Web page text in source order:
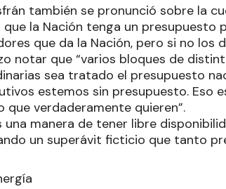
también se pronunció sobre la
que la Nación tenga un presupuesto
que da la Nación, pero si no los
notar que “varios bloques de
sea tratado el presupuesto
estemos sin presupuesto. Eso
que verdaderamente quieren”.
una manera de tener libre
un superávit ficticio que tanto